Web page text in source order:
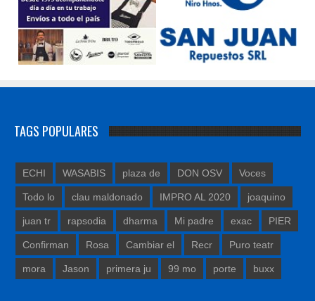
TAGS POPULARES
ECHI WASABIS plaza de DON OSV Voces
Todo lo clau maldonado IMPRO AL 2020 joaquino
juan tr rapsodia dharma Mi padre exac PIER
Confirman Rosa Cambiar el Recr Puro teatr
mora Jason primera ju 99 mo porte buxx